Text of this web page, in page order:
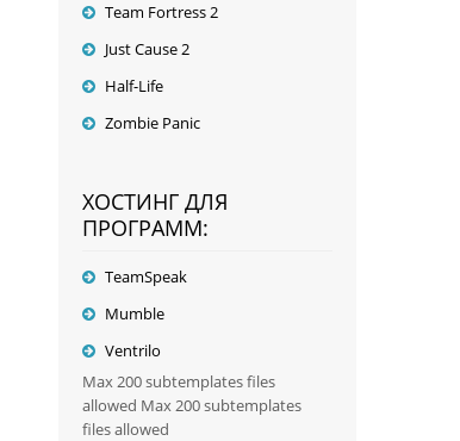
Team Fortress 2
Just Cause 2
Half-Life
Zombie Panic
ХОСТИНГ ДЛЯ
ПРОГРАММ:
TeamSpeak
Mumble
Ventrilo
Max 200 subtemplates files
allowed Max 200 subtemplates
files allowed